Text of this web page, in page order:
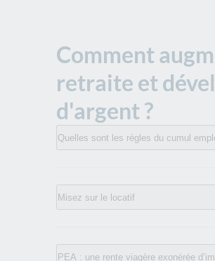
Comment
retraite et
d'argent ?
Quelles sont les règles du cumul
Misez sur le locatif
PEA : une rente viagère exonérée